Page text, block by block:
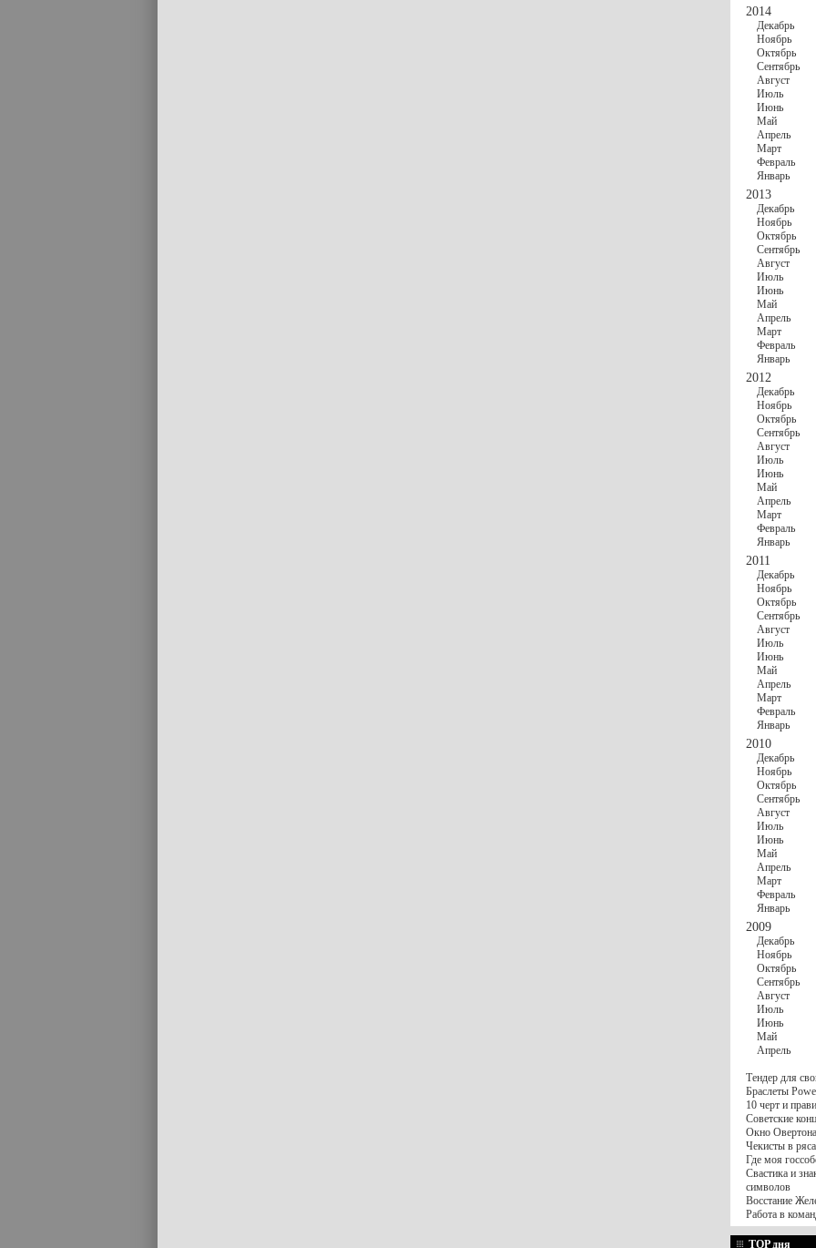
2014
Декабрь
Ноябрь
Октябрь
Сентябрь
Август
Июль
Июнь
Май
Апрель
Март
Февраль
Январь
2013
Декабрь
Ноябрь
Октябрь
Сентябрь
Август
Июль
Июнь
Май
Апрель
Март
Февраль
Январь
2012
Декабрь
Ноябрь
Октябрь
Сентябрь
Август
Июль
Июнь
Май
Апрель
Март
Февраль
Январь
2011
Декабрь
Ноябрь
Октябрь
Сентябрь
Август
Июль
Июнь
Май
Апрель
Март
Февраль
Январь
2010
Декабрь
Ноябрь
Октябрь
Сентябрь
Август
Июль
Июнь
Май
Апрель
Март
Февраль
Январь
2009
Декабрь
Ноябрь
Октябрь
Сентябрь
Август
Июль
Июнь
Май
Апрель
Тендер для
Браслеты
10 черт и
Советские
Окно
Чекисты в
Где моя
Свастика и
символов
Восстание
Работа в
TOP дня